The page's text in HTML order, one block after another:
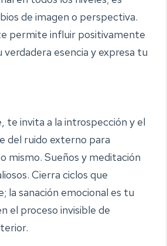
de imagen o perspectiva.
permite influir positivamente
esencia y expresa tu
te invita a la introspección y el
del ruido externo para
mismo. Sueños y meditación
Cierra ciclos que
la sanación emocional es tu
el proceso invisible de